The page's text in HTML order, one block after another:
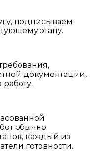
подписываем
этапу.
документации,
обычно
каждый из
готовности.